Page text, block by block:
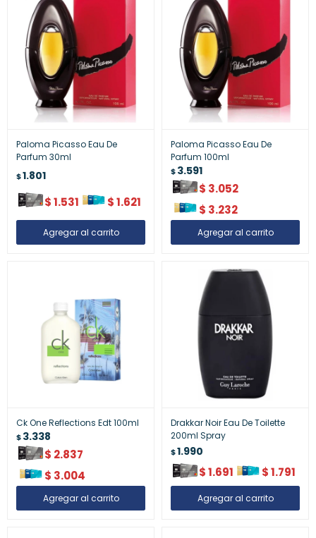
Paloma Picasso Eau De
Parfum 30ml
$1.801
$1.531 $1.621
Paloma Picasso Eau De
Parfum 100ml
$3.591
$ 3.052
$ 3.232
Ck One Reflections Edt 100ml
$3.338
$ 2.837
$ 3.004
Drakkar Noir Eau De Toilette
200ml Spray
$1.990
$1.691 $1.791